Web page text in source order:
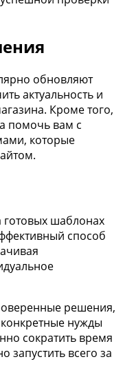
обновляют
актуальность и
Кроме того,
помочь вам с
которые
готовых шаблонах
способ
решения,
нужды
сократить время
запустить всего за